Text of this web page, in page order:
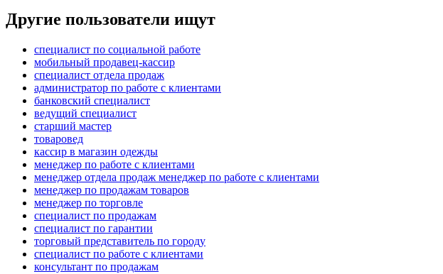
Другие пользователи ищут
специалист по социальной работе
мобильный продавец-кассир
специалист отдела продаж
администратор по работе с клиентами
банковский специалист
ведущий специалист
старший мастер
товаровед
кассир в магазин одежды
менеджер по работе с клиентами
менеджер отдела продаж менеджер по работе с клиентами
менеджер по продажам товаров
менеджер по торговле
специалист по продажам
специалист по гарантии
торговый представитель по городу
специалист по работе с клиентами
консультант по продажам